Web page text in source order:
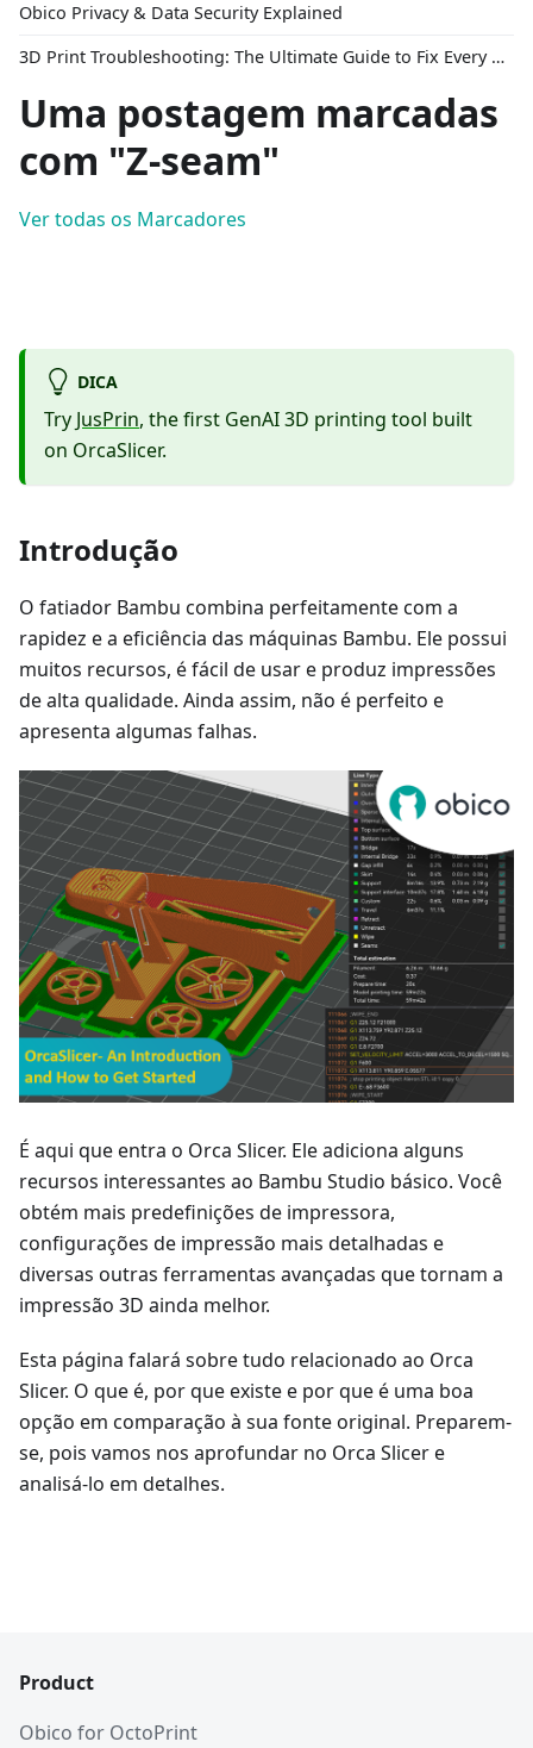
Obico Privacy & Data Security Explained
3D Print Troubleshooting: The Ultimate Guide to Fix Every Common Problem [2026]
Uma postagem marcadas
com "Z-seam"
Ver todas os Marcadores
DICA
Try JusPrin, the first GenAI 3D printing tool built
on OrcaSlicer.
Introdução
O fatiador Bambu combina perfeitamente com a
rapidez e a eficiência das máquinas Bambu. Ele possui
muitos recursos, é fácil de usar e produz impressões
de alta qualidade. Ainda assim, não é perfeito e
apresenta algumas falhas.
É aqui que entra o Orca Slicer. Ele adiciona alguns
recursos interessantes ao Bambu Studio básico. Você
obtém mais predefinições de impressora,
configurações de impressão mais detalhadas e
diversas outras ferramentas avançadas que tornam a
impressão 3D ainda melhor.
Esta página falará sobre tudo relacionado ao Orca
Slicer. O que é, por que existe e por que é uma boa
opção em comparação à sua fonte original. Preparem-
se, pois vamos nos aprofundar no Orca Slicer e
analisá-lo em detalhes.
Product
Obico for OctoPrint